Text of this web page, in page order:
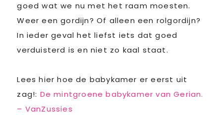
goed wat we nu met het raam moesten.
Weer een gordijn? Of alleen een rolgordijn?
In ieder geval het liefst iets dat goed
verduisterd is en niet zo kaal staat.
Lees hier hoe de babykamer er eerst uit
zag!: De mintgroene babykamer van Gerian.
– VanZussies